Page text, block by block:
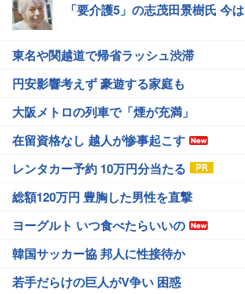
「要介護5」の志茂田景樹氏 今は
東名や関越道で帰省ラッシュ渋滞
円安影響考えず 豪遊する家庭も
大阪メトロの列車で「煙が充満」
在留資格なし 越人が惨事起こす
レンタカー予約 10万円分当たる
総額120万円 豊胸した男性を直撃
ヨーグルト いつ食べたらいいの
韓国サッカー協 邦人に性接待か
若手だらけの巨人がV争い 困惑